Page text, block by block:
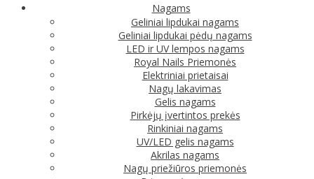
Nagams
Geliniai lipdukai nagams
Geliniai lipdukai pėdų nagams
LED ir UV lempos nagams
Royal Nails Priemonės
Elektriniai prietaisai
Nagų lakavimas
Gelis nagams
Pirkėjų įvertintos prekės
Rinkiniai nagams
UV/LED gelis nagams
Akrilas nagams
Nagų priežiūros priemonės